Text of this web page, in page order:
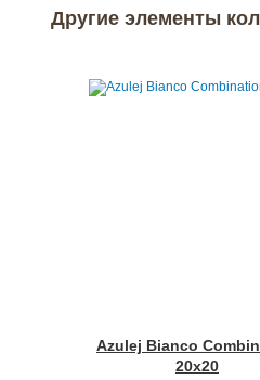
Другие элементы
Azulej Bianco
20x20